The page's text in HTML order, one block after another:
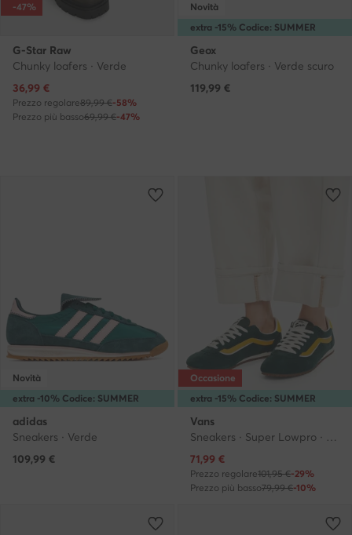
-47%
G-Star Raw
Chunky loafers · Verde
Prezzo attuale
36,99 €
Prezzo regolare89,99 €-58%
Prezzo più basso69,99 €-47%
extra -15% Codice: SUMMER
Novità
Geox
Chunky loafers · Verde scuro
119,99 €
extra -10% Codice: SUMMER
Novità
adidas
Sneakers · Verde
109,99 €
extra -15% Codice: SUMMER
Occasione
Vans
Sneakers · Super Lowpro · Verde scuro
Prezzo attuale
71,99 €
Prezzo regolare101,95 €-29%
Prezzo più basso79,99 €-10%